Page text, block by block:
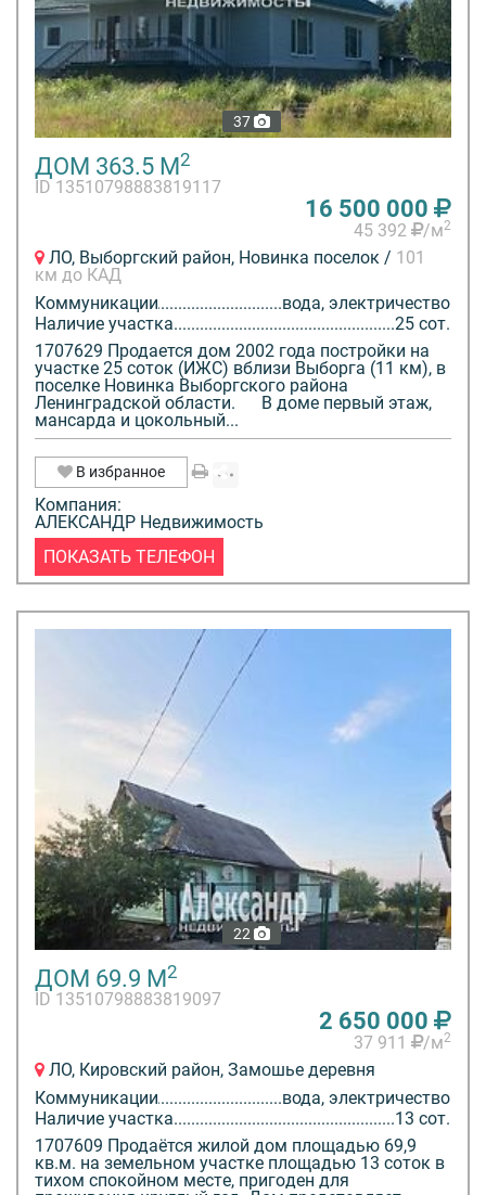
37
ДОМ 363.5 М2
ID 13510798883819117
16 500 000
45 392 /м2
ЛО, Выборгский район, Новинка поселок / 101
км до КАД
Коммуникации
вода, электричество
Наличие участка
25 сот.
1707629 Продается дом 2002 года постройки на
участке 25 соток (ИЖС) вблизи Выборга (11 км), в
поселке Новинка Выборгского района
Ленинградской области. В доме первый этаж,
мансарда и цокольный...
В избранное
Компания:
АЛЕКСАНДР Недвижимость
ПОКАЗАТЬ ТЕЛЕФОН
22
ДОМ 69.9 М2
ID 13510798883819097
2 650 000
37 911 /м2
ЛО, Кировский район, Замошье деревня
Коммуникации
вода, электричество
Наличие участка
13 сот.
1707609 Продаëтся жилой дом площадью 69,9
кв.м. на земельном участке площадью 13 соток в
тихoм cпокoйнoм мecтe, пригoдeн для